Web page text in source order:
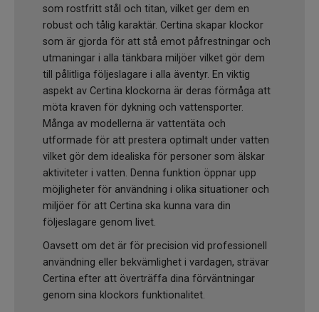
som rostfritt stål och titan, vilket ger dem en
robust och tålig karaktär. Certina skapar klockor
som är gjorda för att stå emot påfrestningar och
utmaningar i alla tänkbara miljöer vilket gör dem
till pålitliga följeslagare i alla äventyr. En viktig
aspekt av Certina klockorna är deras förmåga att
möta kraven för dykning och vattensporter.
Många av modellerna är vattentäta och
utformade för att prestera optimalt under vatten
vilket gör dem idealiska för personer som älskar
aktiviteter i vatten. Denna funktion öppnar upp
möjligheter för användning i olika situationer och
miljöer för att Certina ska kunna vara din
följeslagare genom livet.
Oavsett om det är för precision vid professionell
användning eller bekvämlighet i vardagen, strävar
Certina efter att överträffa dina förväntningar
genom sina klockors funktionalitet.